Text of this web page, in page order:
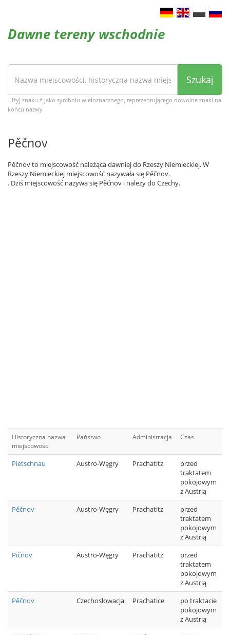
Dawne tereny wschodnie
Szukaj
Użyj znaku * jako symbolu wieloznacznego, reprezentującego dowolne znaki na
końcu nazwy
Pěčnov
Pěčnov to miejscowość należąca dawniej do Rzeszy Niemieckiej. W
Rzeszy Niemieckiej miejscowość nazywała się Pěčnov.
. Dziś miejscowość nazywa się Pěčnov i należy do Czechy.
Historyczna nazwa
miejscowości
Państwo Administracja Czas
Pietschnau Austro-Węgry Prachatitz
przed
traktatem
pokojowym
z Austrią
Pěčnov
Austro-Węgry Prachatitz
przed
traktatem
pokojowym
z Austrią
Pičnov
Austro-Węgry Prachatitz
przed
traktatem
pokojowym
z Austrią
Pěčnov
Czechosłowacja Prachatice
po traktacie
pokojowym
z Austrią